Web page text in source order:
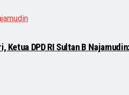
Ketua DPD RI Sultan B